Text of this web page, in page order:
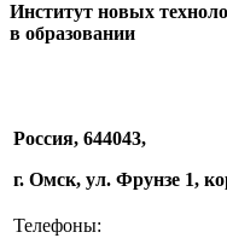
Институт новых
в образовании
Россия, 644043,
г. Омск, ул. Фрунзе 1,
Телефоны: